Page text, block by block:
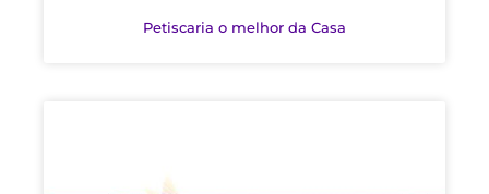
Petiscaria o melhor da Casa